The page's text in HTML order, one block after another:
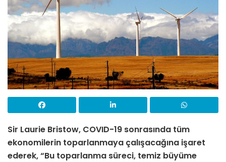
Sir Laurie Bristow, COVID-19 sonrasında tüm
ekonomilerin toparlanmaya çalışacağına işaret
ederek, “Bu toparlanma süreci, temiz büyüme